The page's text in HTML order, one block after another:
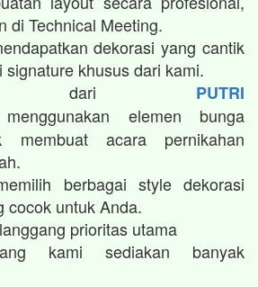
di Technical Meeting.
dekorasi yang cantik
signature khusus dari kami.
dari PUTRI
menggunakan elemen bunga
membuat acara pernikahan
berbagai style dekorasi
cocok untuk Anda.
prioritas utama
kami sediakan banyak